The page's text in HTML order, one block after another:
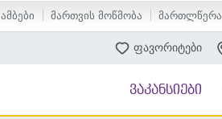
მართვის მოწმობა მართლწერა
ფავორიტები
ვაკანსიები